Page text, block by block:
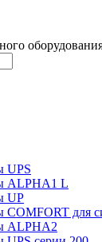
UPS
ALPHA1 L
UP
COMFORT для
ALPHA2